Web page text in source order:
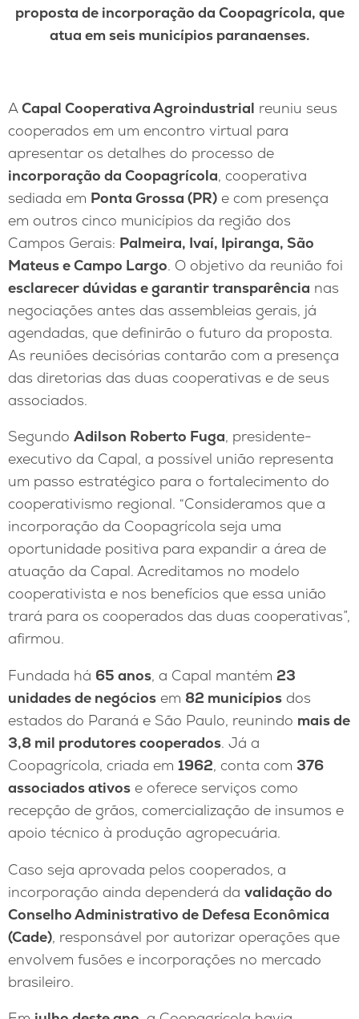
proposta de incorporação da Coopagrícola, que
atua em seis municípios paranaenses.
ACapal Cooperativa Agroindustrial reuniu seus
cooperados em um encontro virtual para
apresentar os detalhes do processo de
incorporação da Coopagrícola, cooperativa
sediada em Ponta Grossa (PR) e com presença
em outros cinco municípios da região dos
Campos Gerais: Palmeira, Ivaí, Ipiranga, São
Mateus e Campo Largo. O objetivo da reunião foi
esclarecer dúvidas e garantir transparência nas
negociações antes das assembleias gerais, já
agendadas, que definirão o futuro da proposta.
As reuniões decisórias contarão com a presença
das diretorias das duas cooperativas e de seus
associados.
Segundo Adilson Roberto Fuga, presidente-
executivo da Capal, a possível união representa
um passo estratégico para o fortalecimento do
cooperativismo regional. “Consideramos que a
incorporação da Coopagrícola seja uma
oportunidade positiva para expandir a área de
atuação da Capal. Acreditamos no modelo
cooperativista e nos benefícios que essa união
trará para os cooperados das duas cooperativas”,
afirmou.
Fundada há 65 anos, a Capal mantém 23
unidades de negócios em 82 municípios dos
estados do Paraná e São Paulo, reunindo mais de
3,8 mil produtores cooperados. Já a
Coopagrícola, criada em 1962, conta com 376
associados ativos e oferece serviços como
recepção de grãos, comercialização de insumos e
apoio técnico à produção agropecuária.
Caso seja aprovada pelos cooperados, a
incorporação ainda dependerá da validação do
Conselho Administrativo de Defesa Econômica
(Cade), responsável por autorizar operações que
envolvem fusões e incorporações no mercado
brasileiro.